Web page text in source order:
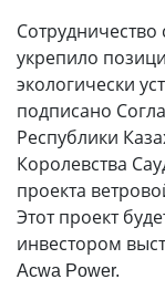
укрепило
экологически
подписано
Республики
Королевства
проекта
Этот проект
инвестором
Acwa Power.